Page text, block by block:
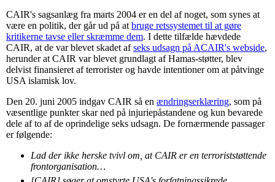
CAIR's sagsanlæg fra marts 2004 er en del af noget, som synes at
være en politik, der går ud på at bruge retssystemet til at gøre
kritikerne tavse eller skræmme dem. I dette tilfælde hævdede
CAIR, at de var blevet skadet afseks udsagn på ACAIR's webside,
herunder at CAIR var blevet grundlagt af Hamas-støtter, blev
delvist finansieret af terrorister og havde intentioner om at påtvinge
USA islamisk lov.
Den 20. juni 2005 indgav CAIR så en ændringserklæring, som på
væsentlige punkter skar ned på injuriepåstandene og kun bevarede
dele af to af de oprindelige seks udsagn. De fornærmende passager
er følgende:
Lad der ikke herske tvivl om, at CAIR er en terroriststøttende
frontorganisation…